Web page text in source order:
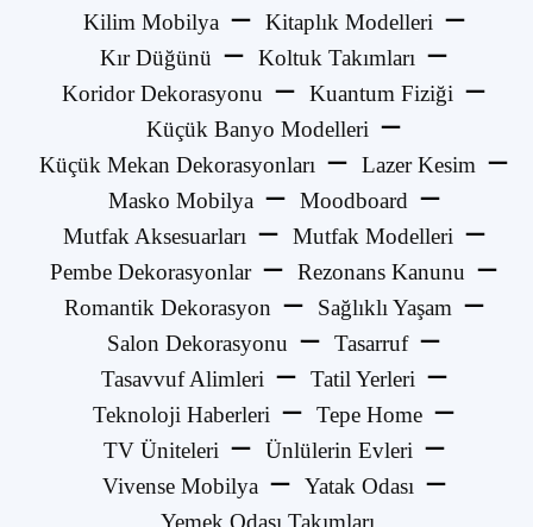
Kilim Mobilya
Kitaplık Modelleri
Kır Düğünü
Koltuk Takımları
Koridor Dekorasyonu
Kuantum Fiziği
Küçük Banyo Modelleri
Küçük Mekan Dekorasyonları
Lazer Kesim
Masko Mobilya
Moodboard
Mutfak Aksesuarları
Mutfak Modelleri
Pembe Dekorasyonlar
Rezonans Kanunu
Romantik Dekorasyon
Sağlıklı Yaşam
Salon Dekorasyonu
Tasarruf
Tasavvuf Alimleri
Tatil Yerleri
Teknoloji Haberleri
Tepe Home
TV Üniteleri
Ünlülerin Evleri
Vivense Mobilya
Yatak Odası
Yemek Odası Takımları